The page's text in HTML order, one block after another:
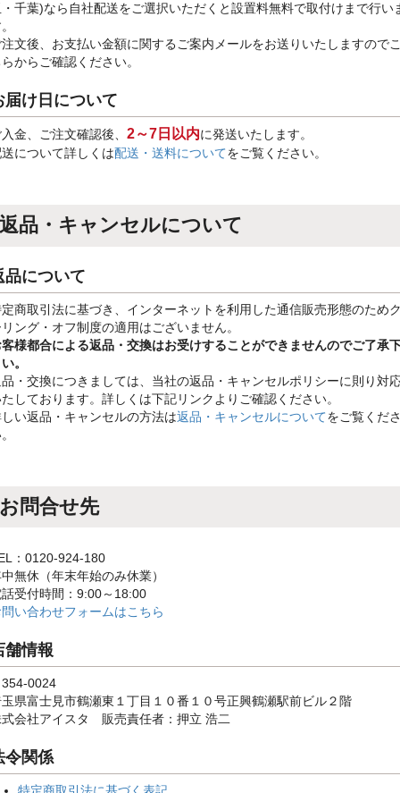
千葉)なら自社配送をご選択いただくと設置料無料で取付けまで行い
文後、お支払い金額に関するご案内メールをお送りいたしますので
からご確認ください。
届け日について
金、ご注文確認後、 2～7日以内に発送いたします。
について詳しくは配送・送料についてをご覧ください。
返品・キャンセルについて
品について
商取引法に基づき、インターネットを利用した通信販売形態のため
ング・オフ制度の適用はございません。
様都合による返品・交換はお受けすることができませんのでご了承
。
・交換につきましては、当社の返品・キャンセルポリシーに則り対
しております。詳しくは下記リンクよりご確認ください。
い返品・キャンセルの方法は返品・キャンセルについてをご覧くだ
お問合せ先
：0120-924-180
無休（年末年始のみ休業）
受付時間：9:00～18:00
い合わせフォームはこちら
舗情報
0024
県富士見市鶴瀬東１丁目１０番１０号正興鶴瀬駅前ビル２階
会社アイスタ 販売責任者：押立 浩二
令関係